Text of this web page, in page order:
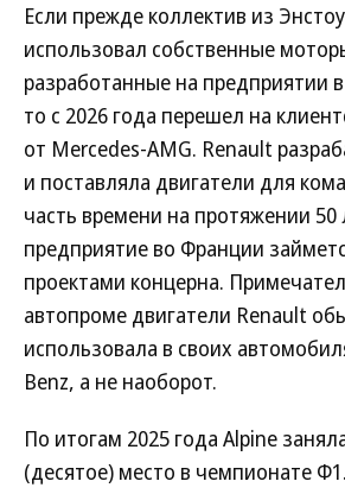
Если прежде коллектив из
использовал собственные
разработанные на предприятии
то с 2026 года перешел на
от Mercedes-AMG. Renault
и поставляла двигатели для
часть времени на протяжении 50
предприятие во Франции
проектами концерна.
автопроме двигатели Renault
использовала в своих
Benz, а не наоборот.
По итогам 2025 года Alpine
(десятое) место в чемпионате